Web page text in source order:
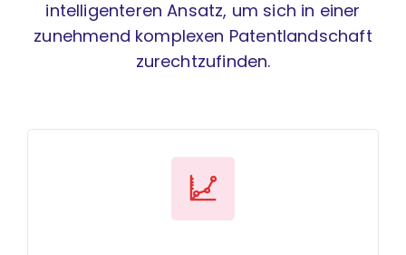
intelligenteren Ansatz, um sich in einer
zunehmend komplexen Patentlandschaft
zurechtzufinden.